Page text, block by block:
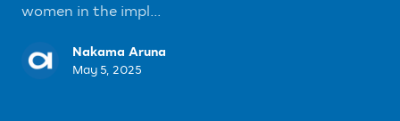
women in the impl...
Nakama Aruna
May 5, 2025